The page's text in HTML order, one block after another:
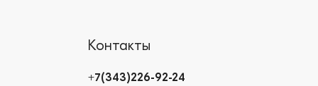
Контакты
+7(343)226-92-24